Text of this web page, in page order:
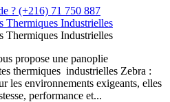
? (+216) 71 750 887
Thermiques Industrielles
Thermiques Industrielles
propose une panoplie
thermiques industrielles Zebra :
les environnements exigeants, elles
performance et...